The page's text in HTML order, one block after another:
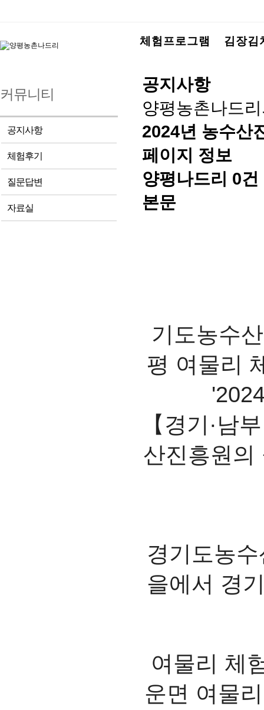
체험프로그램 김장김
커뮤니티
공지사항
체험후기
질문답변
자료실
공지사항
양평농촌나드
2024년 농수산
페이지 정보
양평나드리 0건
본문
기도농수
평 여물리
【경기·남
산진흥원의
경기도농
을에서 경
여물리 체
운면 여물